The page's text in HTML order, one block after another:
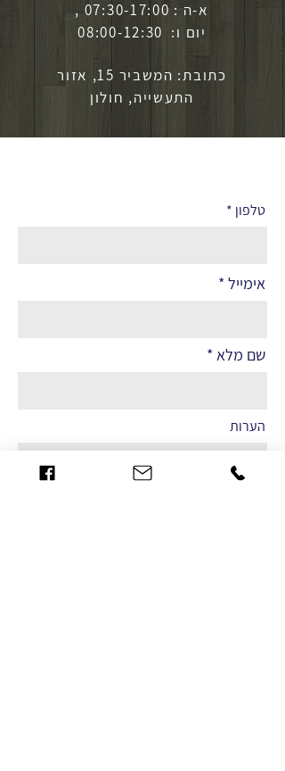
א-ה : 07:30-17:00 ,
יום ו: 08:00-12:30
כתובת: המשביר 15, אזור
התעשייה, חולון
טלפון
אימייל
שם מלא
הערות